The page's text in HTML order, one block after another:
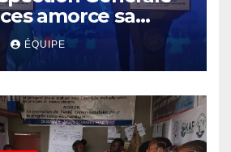
amorce sa
numérique pour
permanent des
ÉQUIPE